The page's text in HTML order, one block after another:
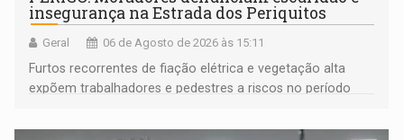
insegurança na Estrada dos Periquitos
Geral 06 de Agosto de 2026 às 15:11
Furtos recorrentes de fiação elétrica e vegetação alta
expõem trabalhadores e pedestres a riscos no período